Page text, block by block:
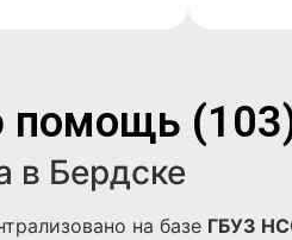
в Бердске
на базе ГБУЗ